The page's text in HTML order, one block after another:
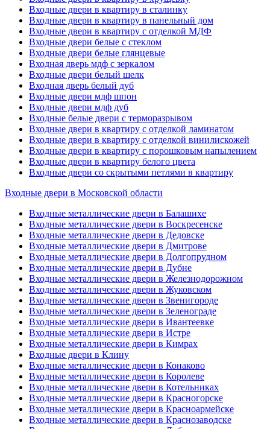
Входные двери в квартиру в сталинку
Входные двери в квартиру в панельный дом
Входные двери в квартиру с отделкой МДФ
Входные двери белые с стеклом
Входные двери белые глянцевые
Входная дверь мдф с зеркалом
Входные двери белый шелк
Входная дверь белый дуб
Входные двери мдф шпон
Входные двери мдф дуб
Входные белые двери с терморазрывом
Входные двери в квартиру с отделкой ламинатом
Входные двери в квартиру с отделкой винилискожей
Входные двери в квартиру с порошковым напылением
Входные двери в квартиру белого цвета
Входные двери со скрытыми петлями в квартиру
Входные двери в Московской области
Входные металлические двери в Балашихе
Входные металлические двери в Воскресенске
Входные металлические двери в Дедовске
Входные металлические двери в Дмитрове
Входные металлические двери в Долгопрудном
Входные металлические двери в Дубне
Входные металлические двери в Железнодорожном
Входные металлические двери в Жуковском
Входные металлические двери в Звенигороде
Входные металлические двери в Зеленограде
Входные металлические двери в Ивантеевке
Входные металлические двери в Истре
Входные металлические двери в Кимрах
Входные двери в Клину
Входные металлические двери в Конаково
Входные металлические двери в Королеве
Входные металлические двери в Котельниках
Входные металлические двери в Красногорске
Входные металлические двери в Красноармейске
Входные металлические двери в Краснозаводске